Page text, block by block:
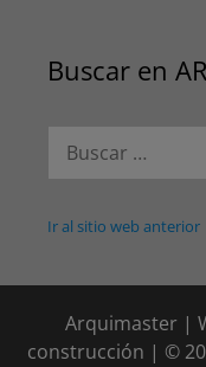
Buscar en
Ir al sitio web anterior
Arquimaster |
construcción | ©